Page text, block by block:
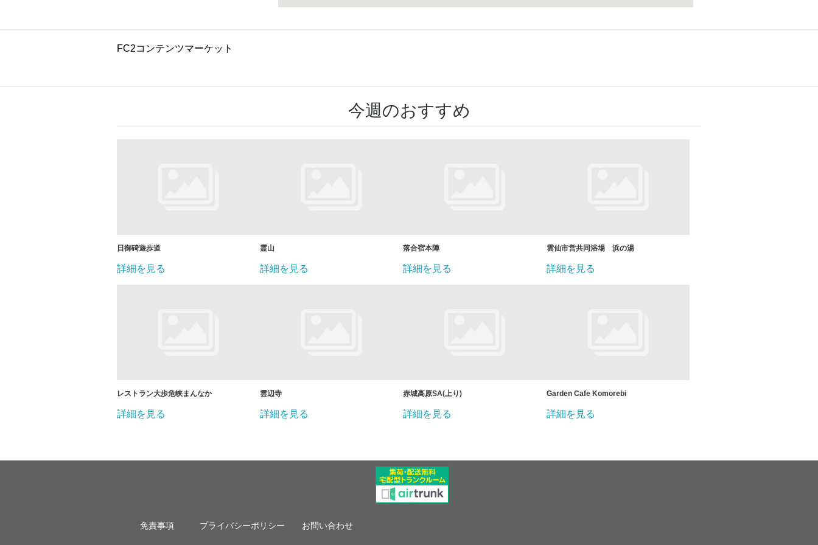
FC2コンテンツマーケット
今週のおすすめ
日御碕遊歩道
詳細を見る
霊山
詳細を見る
落合宿本陣
詳細を見る
雲仙市営共同浴場 浜の湯
詳細を見る
レストラン大歩危峡まんなか
詳細を見る
雲辺寺
詳細を見る
赤城高原SA(上り)
詳細を見る
Garden Cafe Komorebi
詳細を見る
免責事項 プライバシーポリシー お問い合わせ